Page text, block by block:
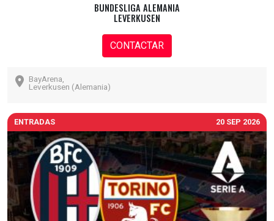
BUNDESLIGA ALEMANIA
LEVERKUSEN
CONTACTAR
BayArena,
Leverkusen (Alemania)
ENTRADAS 20 SEP 2026